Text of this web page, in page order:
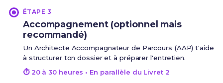
ÉTAPE 3
Accompagnement (optionnel mais
recommandé)
Un Architecte Accompagnateur de Parcours (AAP) t'aide
à structurer ton dossier et à préparer l'entretien.
⏱ 20 à 30 heures • En parallèle du Livret 2